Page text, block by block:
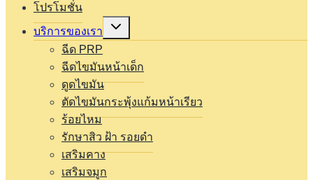
โปรโมชั่น
บริการของเรา
Expand
child
menu
ฉีด PRP
ฉีดไขมันหน้าเด็ก
ดูดไขมัน
ตัดไขมันกระพุ้งแก้มหน้าเรียว
ร้อยไหม
รักษาสิว ฝ้า รอยดำ
เสริมคาง
เสริมจมูก